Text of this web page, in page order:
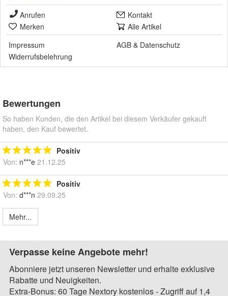
Anrufen
Kontakt
Merken
Alle Artikel
Impressum
AGB & Datenschutz
Widerrufsbelehrung
Bewertungen
So haben Kunden, die den Artikel bei diesem Verkäufer gekauft
haben, den Kauf bewertet.
Positiv
Von: n***e 21.12.25
Positiv
Von: d***n 29.09.25
Mehr...
Verpasse keine Angebote mehr!
Abonniere jetzt unseren Newsletter und erhalte exklusive
Rabatte und Neuigkeiten.
Extra-Bonus: 60 Tage Nextory kostenlos - Zugriff auf 1,4